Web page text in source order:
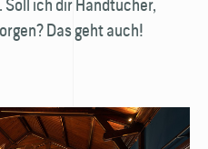
Das geht auch!